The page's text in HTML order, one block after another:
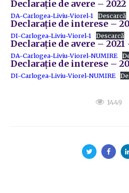
Declarație de avere –
DA-Carlogea-Liviu-Viorel-1 Descarcă
Declarație de interese –
DI-Carlogea-Liviu-Viorel-1 Descarcă
Declarație de avere –
DA-Carlogea-Liviu-Viorel-NUMIRE
Declarație de interese –
DI-Carlogea-Liviu-Viorel-NUMIRE
1449